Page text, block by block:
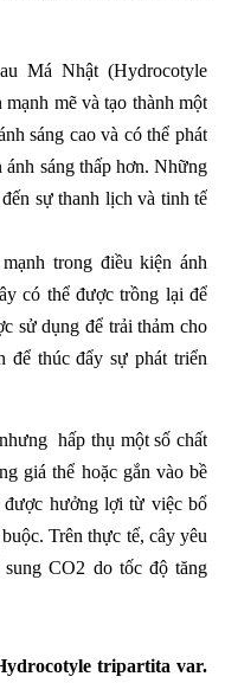
Má Nhật (Hydrocotyle
mẽ và tạo thành một
sáng cao và có thể phát
sáng thấp hơn. Những
sự thanh lịch và tinh tế
trong điều kiện ánh
có thể được trồng lại để
sử dụng để trải thảm cho
để thúc đẩy sự phát triển
hấp thụ một số chất
giá thể hoặc gắn vào bề
được hưởng lợi từ việc bổ
Trên thực tế, cây yêu
CO2 do tốc độ tăng
tripartita var.